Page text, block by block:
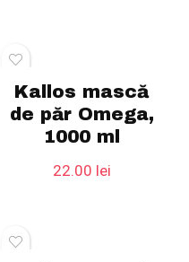
Kallos mască
de păr Omega,
1000 ml
22.00 lei